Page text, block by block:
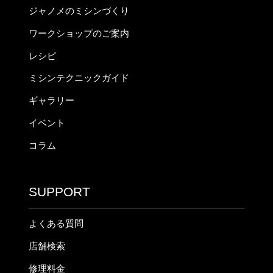
ジャノメのミシンづくり
ワークショップのご案内
レシピ
ミシンテクニックガイド
ギャラリー
イベント
コラム
SUPPORT
よくある質問
店舗検索
修理料金